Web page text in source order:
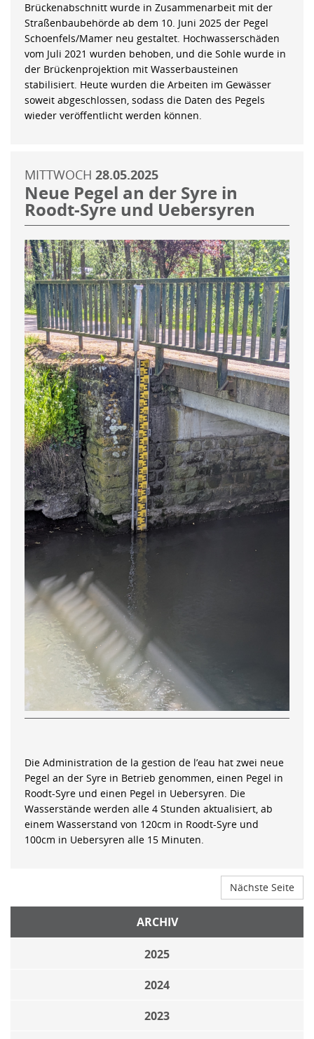
Brückenabschnitt wurde in Zusammenarbeit mit der
Straßenbaubehörde ab dem 10. Juni 2025 der Pegel
Schoenfels/Mamer neu gestaltet. Hochwasserschäden
vom Juli 2021 wurden behoben, und die Sohle wurde in
der Brückenprojektion mit Wasserbausteinen
stabilisiert. Heute wurden die Arbeiten im Gewässer
soweit abgeschlossen, sodass die Daten des Pegels
wieder veröffentlicht werden können.
MITTWOCH 28.05.2025
Neue Pegel an der Syre in
Roodt-Syre und Uebersyren
Die Administration de la gestion de l’eau hat zwei neue
Pegel an der Syre in Betrieb genommen, einen Pegel in
Roodt-Syre und einen Pegel in Uebersyren. Die
Wasserstände werden alle 4 Stunden aktualisiert, ab
einem Wasserstand von 120cm in Roodt-Syre und
100cm in Uebersyren alle 15 Minuten.
Nächste Seite
ARCHIV
2025
2024
2023